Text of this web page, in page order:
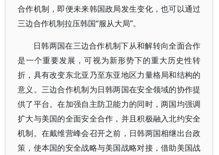
合作机制，即便未来韩国政局发生变化，也可以通过
三边合作机制拉压韩国“服从大局”。
日韩两国在三边合作机制下从和解转向全面合作
是一个重要发展，可视为新形势下的重大历史性转
折，具有改变东北亚乃至东亚地区力量格局和结构的
意义。三边合作机制为日韩两国在安全领域的协作提
供了平台。在加强自主防卫能力的同时，两国均强调
扩大与美国的全面安全合作，并且积极融入北约安全
机制。在戴维营峰会召开之前，日韩两国相继出台政
策，使本国的安全战略与美国战略对接，借助美国战